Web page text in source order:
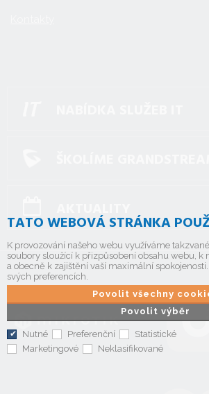
AKTUALITY
TATO WEBOVÁ STRÁNKA
K provozování našeho webu využíváme
soubory sloužící k přizpůsobení obsahu webu, k
a obecně k zajištění vaší maximální
svých preferencích.
Povolit výběr
Povolit všechny
Nutné Preferenční
Statistické
Marketingové
Neklasifikované